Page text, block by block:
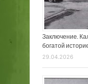
Заключение.
богатой
29.04.2026